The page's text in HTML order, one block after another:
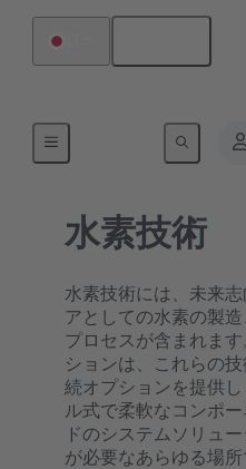
水素技術
水素技術には、未来
アとしての水素の製
プロセスが含まれま
ションは、これらの
続オプションを提供
ル式で柔軟なコンポ
ドのシステムソリュ
が必要なあらゆる場所